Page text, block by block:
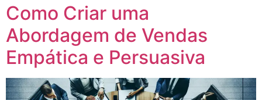
Como Criar uma
Abordagem de Vendas
Empática e Persuasiva